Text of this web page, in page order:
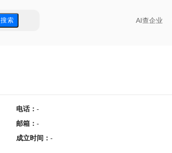
搜 索 AI查企业
电话： -
邮箱 ： -
成立时间 ： -